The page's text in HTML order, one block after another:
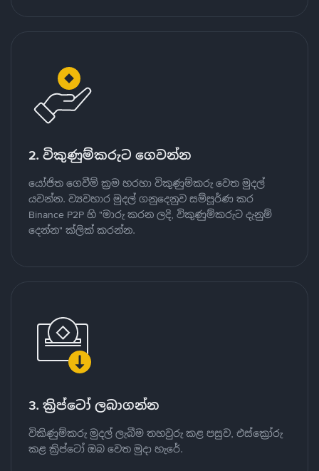
2. විකුණුම්කරුට ගෙවන්න
යෝජිත ගෙවීම් ක්‍රම හරහා විකුණුම්කරු වෙත මුදල්
යවන්න. ව්‍යවහාර මුදල් ගනුදෙනුව සම්පූර්ණ කර
Binance P2P හි "මාරු කරන ලදි, විකුණුම්කරුට දැනුම්
දෙන්න" ක්ලික් කරන්න.
3. ක්‍රිප්ටෝ ලබාගන්න
විකිණුම්කරු මුදල් ලැබීම තහවුරු කළ පසුව, එස්ක්‍රෝරු
කළ ක්‍රිප්ටෝ ඔබ වෙත මුදා හැරේ.